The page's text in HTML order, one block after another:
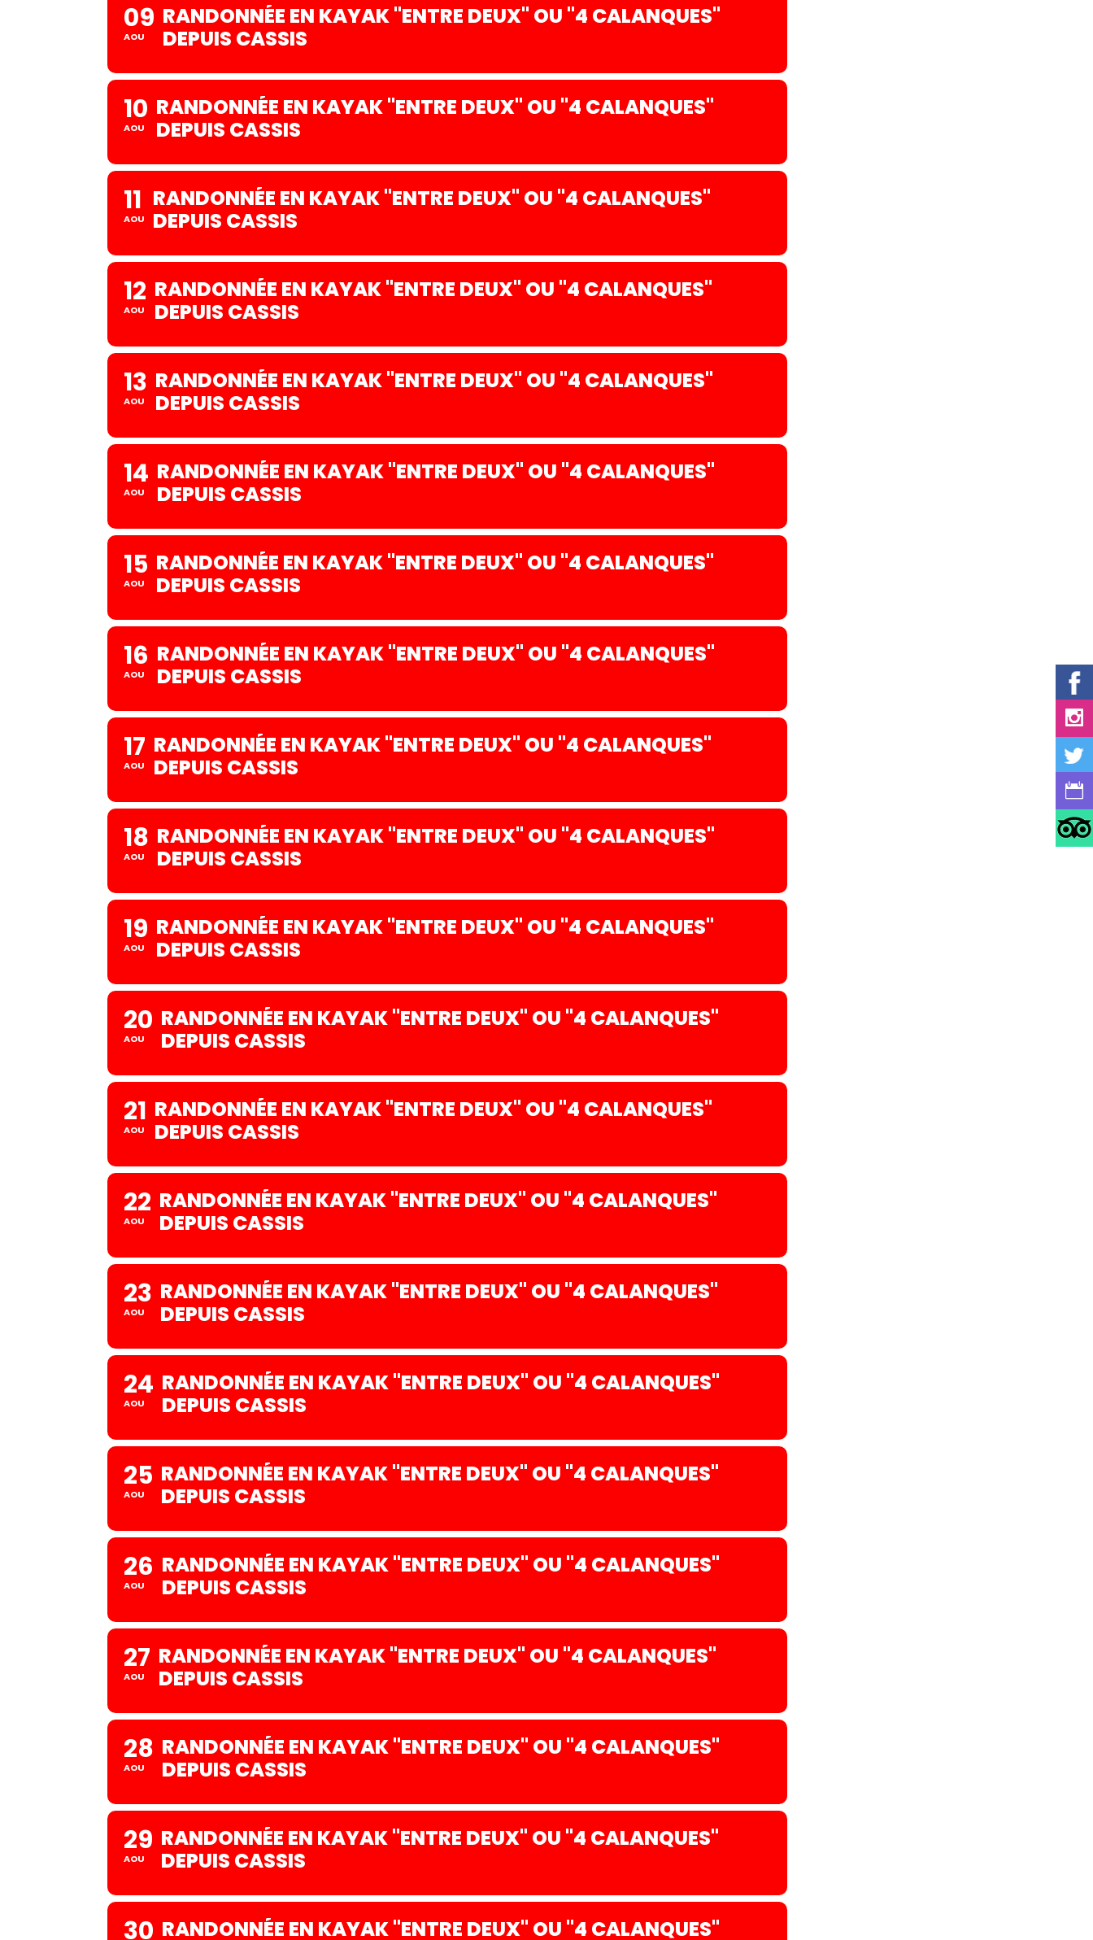
09
AOU
RANDONNÉE EN KAYAK "ENTRE DEUX" OU "4 CALANQUES"
DEPUIS CASSIS
10
AOU
RANDONNÉE EN KAYAK "ENTRE DEUX" OU "4 CALANQUES"
DEPUIS CASSIS
11
AOU
RANDONNÉE EN KAYAK "ENTRE DEUX" OU "4 CALANQUES"
DEPUIS CASSIS
12
AOU
RANDONNÉE EN KAYAK "ENTRE DEUX" OU "4 CALANQUES"
DEPUIS CASSIS
13
AOU
RANDONNÉE EN KAYAK "ENTRE DEUX" OU "4 CALANQUES"
DEPUIS CASSIS
14
AOU
RANDONNÉE EN KAYAK "ENTRE DEUX" OU "4 CALANQUES"
DEPUIS CASSIS
15
AOU
RANDONNÉE EN KAYAK "ENTRE DEUX" OU "4 CALANQUES"
DEPUIS CASSIS
16
AOU
RANDONNÉE EN KAYAK "ENTRE DEUX" OU "4 CALANQUES"
DEPUIS CASSIS
17
AOU
RANDONNÉE EN KAYAK "ENTRE DEUX" OU "4 CALANQUES"
DEPUIS CASSIS
18
AOU
RANDONNÉE EN KAYAK "ENTRE DEUX" OU "4 CALANQUES"
DEPUIS CASSIS
19
AOU
RANDONNÉE EN KAYAK "ENTRE DEUX" OU "4 CALANQUES"
DEPUIS CASSIS
20
AOU
RANDONNÉE EN KAYAK "ENTRE DEUX" OU "4 CALANQUES"
DEPUIS CASSIS
21
AOU
RANDONNÉE EN KAYAK "ENTRE DEUX" OU "4 CALANQUES"
DEPUIS CASSIS
22
AOU
RANDONNÉE EN KAYAK "ENTRE DEUX" OU "4 CALANQUES"
DEPUIS CASSIS
23
AOU
RANDONNÉE EN KAYAK "ENTRE DEUX" OU "4 CALANQUES"
DEPUIS CASSIS
24
AOU
RANDONNÉE EN KAYAK "ENTRE DEUX" OU "4 CALANQUES"
DEPUIS CASSIS
25
AOU
RANDONNÉE EN KAYAK "ENTRE DEUX" OU "4 CALANQUES"
DEPUIS CASSIS
26
AOU
RANDONNÉE EN KAYAK "ENTRE DEUX" OU "4 CALANQUES"
DEPUIS CASSIS
27
AOU
RANDONNÉE EN KAYAK "ENTRE DEUX" OU "4 CALANQUES"
DEPUIS CASSIS
28
AOU
RANDONNÉE EN KAYAK "ENTRE DEUX" OU "4 CALANQUES"
DEPUIS CASSIS
29
AOU
RANDONNÉE EN KAYAK "ENTRE DEUX" OU "4 CALANQUES"
DEPUIS CASSIS
30 RANDONNÉE EN KAYAK "ENTRE DEUX" OU "4 CALANQUES"